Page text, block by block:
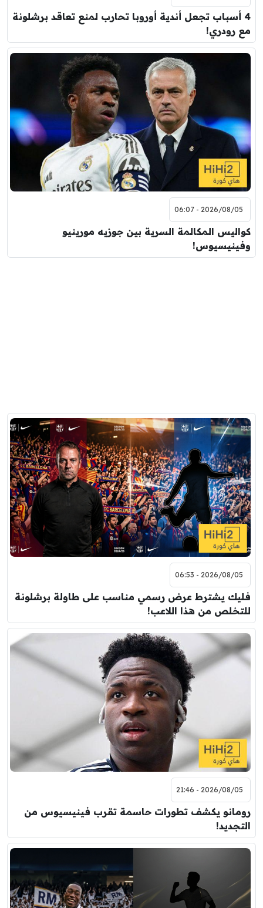
4 أسباب تجعل أندية أوروبا تحارب لمنع تعاقد برشلونة
مع رودري!
2026/08/05 - 06:07
كواليس المكالمة السرية بين جوزيه مورينيو
وفينيسيوس!
2026/08/05 - 06:53
فليك يشترط عرض رسمي مناسب على طاولة برشلونة
للتخلص من هذا اللاعب!
2026/08/05 - 21:46
رومانو يكشف تطورات حاسمة تقرب فينيسيوس من
التجديد!